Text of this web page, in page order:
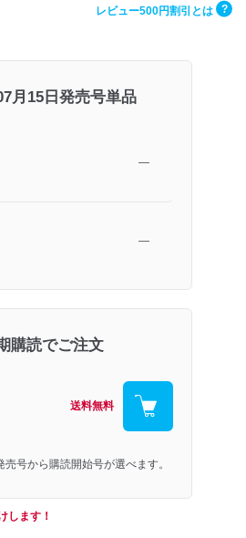
レビュー500円割引とは ?
月15日発売号単品
―
―
購読でご注文
送料無料
号から購読開始号が選べます。
します！